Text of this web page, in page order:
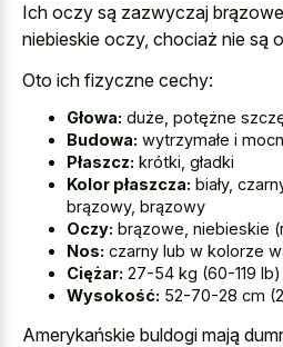
Ich oczy są zazwyczaj
niebieskie oczy, chociaż nie są
Oto ich fizyczne cechy:
Głowa: duże, potężne
Budowa: wytrzymałe i
Płaszcz: krótki, gładki
Kolor płaszcza: biały,
brązowy, brązowy
Oczy: brązowe, niebieskie
Nos: czarny lub w kolorze
Ciężar: 27-54 kg (60-119 lb)
Wysokość: 52-70-28 cm
Amerykańskie buldogi mają